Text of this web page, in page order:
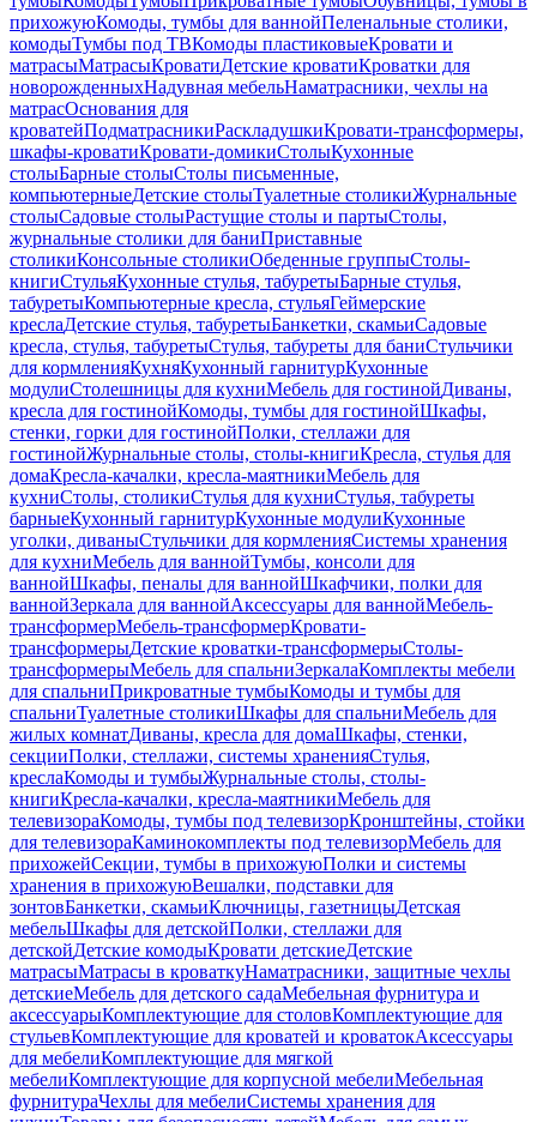
прихожуюКомоды, тумбы для ваннойПеленальные столики,
комодыТумбы под ТВКомоды пластиковыеКровати и
матрасыМатрасыКроватиДетские кроватиКроватки для
новорожденныхНадувная мебельНаматрасники, чехлы на
матрасОснования для
кроватейПодматрасникиРаскладушкиКровати-трансформеры,
шкафы-кроватиКровати-домикиСтолыКухонные
столыБарные столыСтолы письменные,
компьютерныеДетские столыТуалетные столикиЖурнальные
столыСадовые столыРастущие столы и партыСтолы,
журнальные столики для баниПриставные
столикиКонсольные столикиОбеденные группыСтолы-
книгиСтульяКухонные стулья, табуретыБарные стулья,
табуретыКомпьютерные кресла, стульяГеймерские
креслаДетские стулья, табуретыБанкетки, скамьиСадовые
кресла, стулья, табуретыСтулья, табуреты для баниСтульчики
для кормленияКухняКухонный гарнитурКухонные
модулиСтолешницы для кухниМебель для гостинойДиваны,
кресла для гостинойКомоды, тумбы для гостинойШкафы,
стенки, горки для гостинойПолки, стеллажи для
гостинойЖурнальные столы, столы-книгиКресла, стулья для
домаКресла-качалки, кресла-маятникиМебель для
кухниСтолы, столикиСтулья для кухниСтулья, табуреты
барныеКухонный гарнитурКухонные модулиКухонные
уголки, диваныСтульчики для кормленияСистемы хранения
для кухниМебель для ваннойТумбы, консоли для
ваннойШкафы, пеналы для ваннойШкафчики, полки для
ваннойЗеркала для ваннойАксессуары для ваннойМебель-
трансформерМебель-трансформерКровати-
трансформерыДетские кроватки-трансформерыСтолы-
трансформерыМебель для спальниЗеркалаКомплекты мебели
для спальниПрикроватные тумбыКомоды и тумбы для
спальниТуалетные столикиШкафы для спальниМебель для
жилых комнатДиваны, кресла для домаШкафы, стенки,
секцииПолки, стеллажи, системы храненияСтулья,
креслаКомоды и тумбыЖурнальные столы, столы-
книгиКресла-качалки, кресла-маятникиМебель для
телевизораКомоды, тумбы под телевизорКронштейны, стойки
для телевизораКаминокомплекты под телевизорМебель для
прихожейСекции, тумбы в прихожуюПолки и системы
хранения в прихожуюВешалки, подставки для
зонтовБанкетки, скамьиКлючницы, газетницыДетская
мебельШкафы для детскойПолки, стеллажи для
детскойДетские комодыКровати детскиеДетские
матрасыМатрасы в кроваткуНаматрасники, защитные чехлы
детскиеМебель для детского садаМебельная фурнитура и
аксессуарыКомплектующие для столовКомплектующие для
стульевКомплектующие для кроватей и кроватокАксессуары
для мебелиКомплектующие для мягкой
мебелиКомплектующие для корпусной мебелиМебельная
фурнитураЧехлы для мебелиСистемы хранения для